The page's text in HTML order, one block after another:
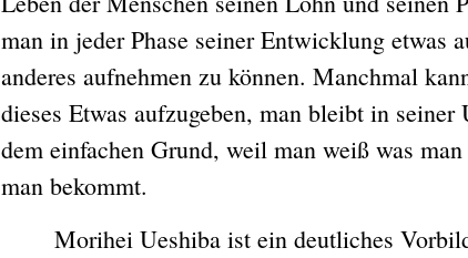
man in jeder Phase seiner Entwicklung etwas
anderes aufnehmen zu können. Manchmal
dieses Etwas aufzugeben, man bleibt in seiner
dem einfachen Grund, weil man weiß was
man bekommt.
Morihei Ueshiba ist ein deutliches